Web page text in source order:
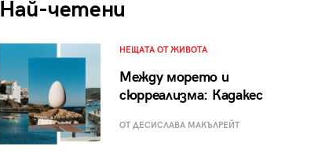
Най-четени
НЕЩАТА ОТ ЖИВОТА
Между морето и
сюрреализма: Кадакес
ОТ ДЕСИСЛАВА МАКЪЛРЕЙТ